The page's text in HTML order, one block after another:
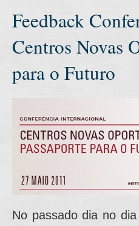
Feedback
Centros Novas
para o Futuro
No passado dia no